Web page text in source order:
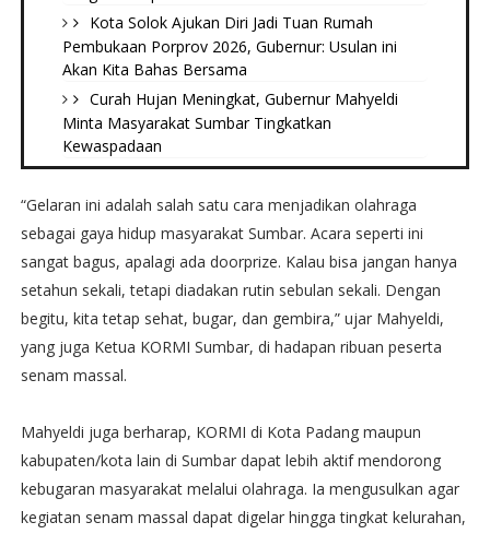
Kota Solok Ajukan Diri Jadi Tuan Rumah
Pembukaan Porprov 2026, Gubernur: Usulan ini
Akan Kita Bahas Bersama
Curah Hujan Meningkat, Gubernur Mahyeldi
Minta Masyarakat Sumbar Tingkatkan
Kewaspadaan
“Gelaran ini adalah salah satu cara menjadikan olahraga
sebagai gaya hidup masyarakat Sumbar. Acara seperti ini
sangat bagus, apalagi ada doorprize. Kalau bisa jangan hanya
setahun sekali, tetapi diadakan rutin sebulan sekali. Dengan
begitu, kita tetap sehat, bugar, dan gembira,” ujar Mahyeldi,
yang juga Ketua KORMI Sumbar, di hadapan ribuan peserta
senam massal.
Mahyeldi juga berharap, KORMI di Kota Padang maupun
kabupaten/kota lain di Sumbar dapat lebih aktif mendorong
kebugaran masyarakat melalui olahraga. Ia mengusulkan agar
kegiatan senam massal dapat digelar hingga tingkat kelurahan,